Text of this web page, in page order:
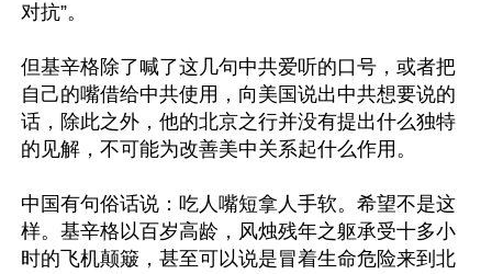
对抗”。
但基辛格除了喊了这几句中共爱听的口号，或者把
自己的嘴借给中共使用，向美国说出中共想要说的
话，除此之外，他的北京之行并没有提出什么独特
的见解，不可能为改善美中关系起什么作用。
中国有句俗话说：吃人嘴短拿人手软。希望不是这
样。基辛格以百岁高龄，风烛残年之躯承受十多小
时的飞机颠簸，甚至可以说是冒着生命危险来到北